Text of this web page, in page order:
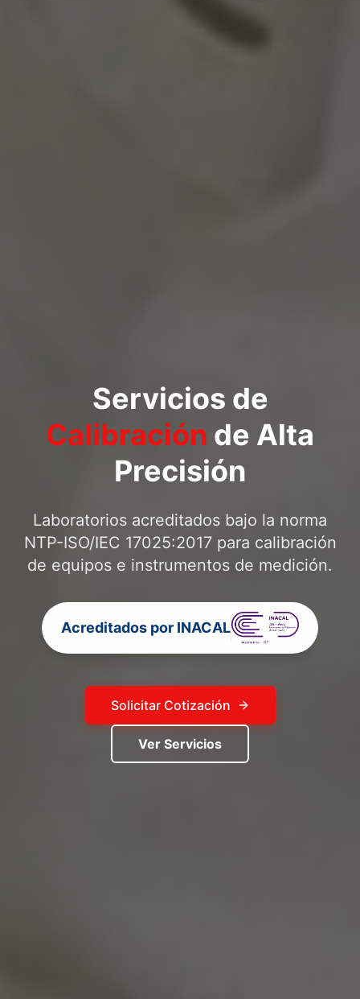
Servicios de
Calibración de Alta
Precisión
Laboratorios acreditados bajo la norma
NTP-ISO/IEC 17025:2017 para calibración
de equipos e instrumentos de medición.
Acreditados por INACAL
Solicitar Cotización
Ver Servicios